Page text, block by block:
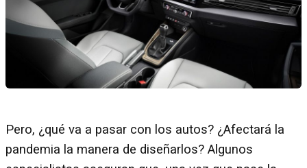
Pero, ¿qué va a pasar con los autos? ¿Afectará la
pandemia la manera de diseñarlos? Algunos